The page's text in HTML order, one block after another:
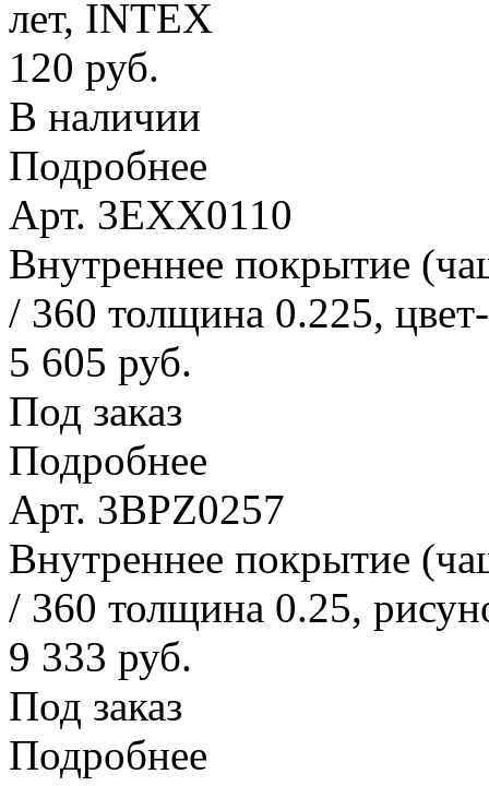
лет, INTEX
120 руб.
В наличии
Подробнее
Арт. 3EXX0110
Внутреннее покрытие
/ 360 толщина 0.225,
5 605 руб.
Под заказ
Подробнее
Арт. 3BPZ0257
Внутреннее покрытие
/ 360 толщина 0.25,
9 333 руб.
Под заказ
Подробнее